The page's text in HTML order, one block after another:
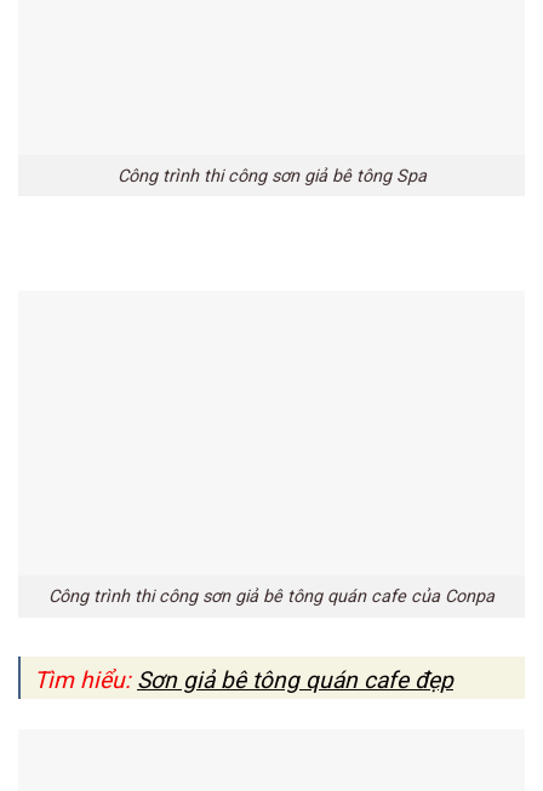
Công trình thi công sơn giả bê tông Spa
Công trình thi công sơn giả bê tông quán cafe của Conpa
Tìm hiểu: Sơn giả bê tông quán cafe đẹp